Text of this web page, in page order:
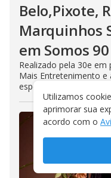
Belo,Pixote,
Marquinhos
em Somos 90
Realizado pela 30e em
Mais Entretenimento
espetáculo está
Utilizamos
aprimorar sua
acordo com o